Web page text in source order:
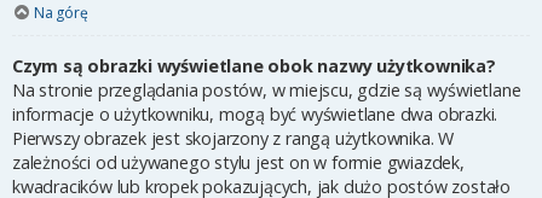
Na górę
Czym są obrazki wyświetlane obok nazwy użytkownika?
Na stronie przeglądania postów, w miejscu, gdzie są wyświetlane
informacje o użytkowniku, mogą być wyświetlane dwa obrazki.
Pierwszy obrazek jest skojarzony z rangą użytkownika. W
zależności od używanego stylu jest on w formie gwiazdek,
kwadracików lub kropek pokazujących, jak dużo postów zostało